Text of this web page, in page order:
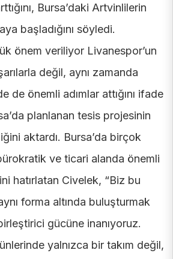
Bursa’daki Artvinlilerin
başladığını söyledi.
önem veriliyor Livanespor’un
değil, aynı zamanda
de önemli adımlar attığını ifade
planlanan tesis projesinin
aktardı. Bursa’da birçok
ve ticari alanda önemli
hatırlatan Civelek, “Biz bu
forma altında buluşturmak
gücüne inanıyoruz.
yalnızca bir takım değil,